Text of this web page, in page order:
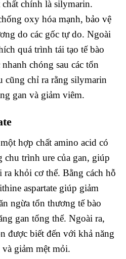
chính là silymarin.
oxy hóa mạnh, bảo vệ
do các gốc tự do. Ngoài
quá trình tái tạo tế bào
chóng sau các tổn
cũng chỉ ra rằng silymarin
gan và giảm viêm.
hợp chất amino acid có
trình ure của gan, giúp
ra khỏi cơ thể. Bằng cách hỗ
aspartate giúp giảm
ngừa tổn thương tế bào
gan tổng thể. Ngoài ra,
được biết đến với khả năng
giảm mệt mỏi.